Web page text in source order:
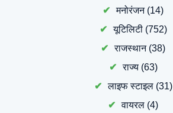
मनोरंजन(14)
यूटिलिटी(752)
राजस्थान(38)
राज्य(63)
लाइफ स्टाइल(31)
वायरल (4)